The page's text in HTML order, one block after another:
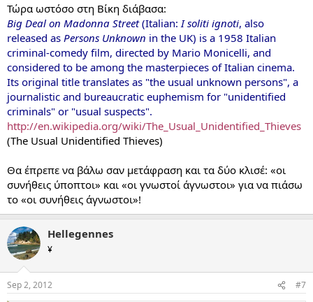
Τώρα ωστόσο στη Βίκη διάβασα:
Big Deal on Madonna Street(Italian: I soliti ignoti, also
released as Persons Unknown in the UK) is a 1958 Italian
criminal-comedy film, directed by Mario Monicelli, and
considered to be among the masterpieces of Italian cinema.
Its original title translates as "the usual unknown persons", a
journalistic and bureaucratic euphemism for "unidentified
criminals" or "usual suspects".
http://en.wikipedia.org/wiki/The_Usual_Unidentified_Thieves
(The Usual Unidentified Thieves)
Θα έπρεπε να βάλω σαν μετάφραση και τα δύο κλισέ: «οι
συνήθεις ύποπτοι» και «οι γνωστοί άγνωστοι» για να πιάσω
το «οι συνήθεις άγνωστοι»!
Hellegennes
¥
Sep 2, 2012 #7